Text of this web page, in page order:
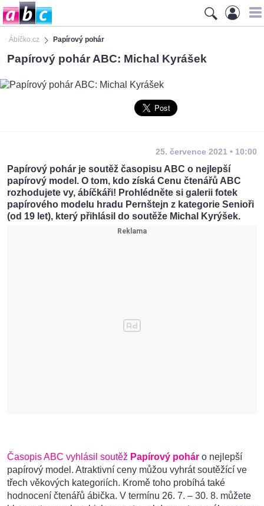
Ábíčko.cz Papírový pohár
Papírový pohár ABC: Michal Kyrášek
25. července 2021 • 10:00
Papírový pohár je soutěž časopisu ABC o nejlepší
papírový model. O tom, kdo získá Cenu čtenářů ABC
rozhodujete vy, ábíčkáři! Prohlédněte si galerii fotek
papírového modelu hradu Pernštejn z kategorie Senioři
(od 19 let), který přihlásil do soutěže Michal Kyrýšek.
Časopis ABC vyhlásil soutěž Papírový pohár o nejlepší
papírový model. Atraktivní ceny můžou vyhrát soutěžící ve
třech věkových kategoriích. Kromě toho probíhá také
hodnocení čtenářů ábička. V termínu 26. 7. – 30. 8. můžete